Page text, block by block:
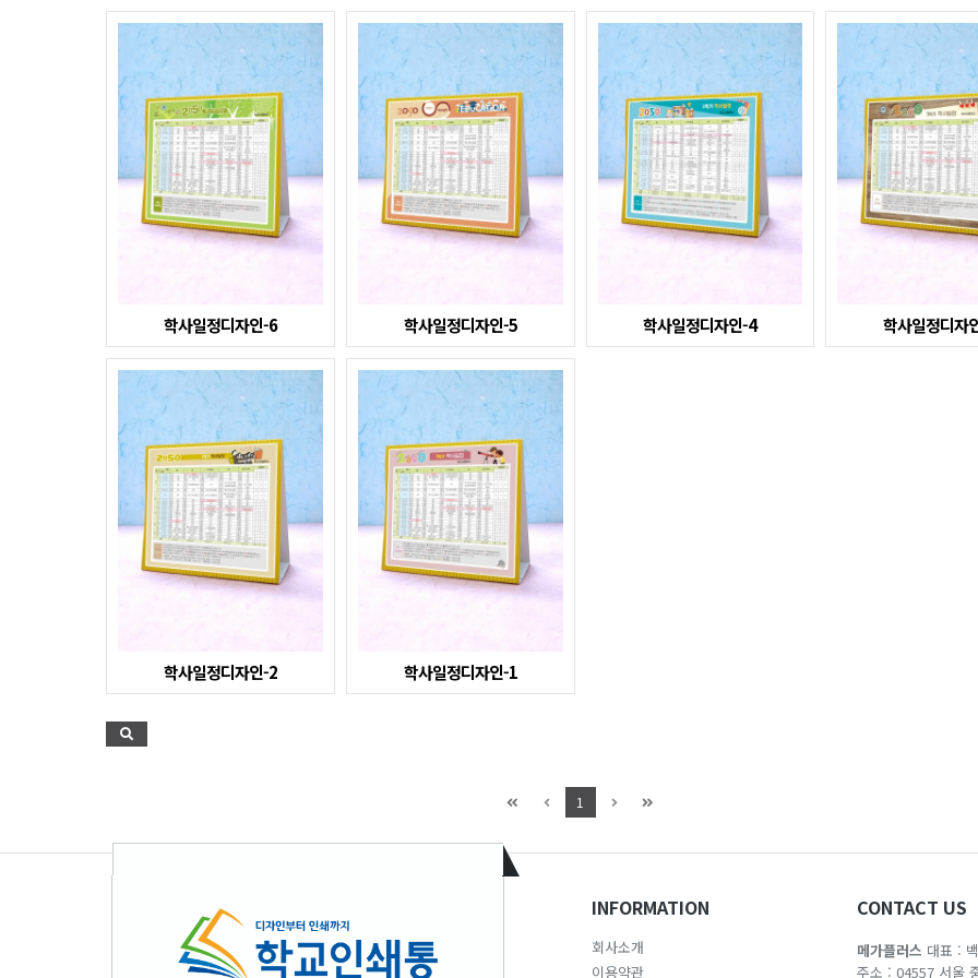
학사일정디자인-6 학사일정디자인-5 학사일정디자인-4 학사일정디자
학사일정디자인-2 학사일정디자인-1
1
INFORMATION
회사소개
이용약관
CONTACT US
메가플러스 대표 :
주소 : 04557 서울